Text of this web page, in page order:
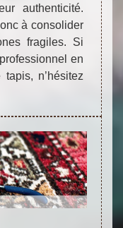
authenticité.
à consolider
fragiles. Si
en
n’hésitez